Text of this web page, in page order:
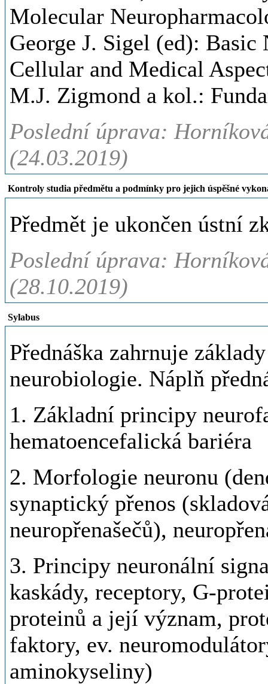
Molecular
George J. Sigel (ed):
Cellular and Medical
M.J. Zigmond a kol.:
Poslední úprava:
(24.03.2019)
Kontroly studia předmětu a podmínky pro jejich úspěšné
Předmět je ukončen ústní
Poslední úprava:
(28.10.2019)
Sylabus
Přednáška zahrnuje
neurobiologie. Náplň
1. Základní principy
hematoencefalická bariéra
2. Morfologie neuronu
synaptický přenos
neuropřenašečů),
3. Principy neuronální
kaskády, receptory, G-
proteinů a její význam,
faktory, ev.
aminokyseliny)